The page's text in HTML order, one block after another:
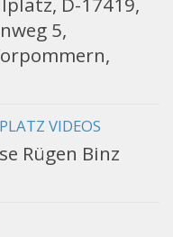
5,
VIDEOS
Rügen Binz